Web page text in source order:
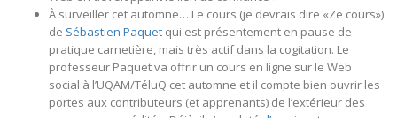
À surveiller cet automne… Le cours (je devrais dire «Ze cours»)
de Sébastien Paquet qui est présentement en pause de
pratique carnetière, mais très actif dans la cogitation. Le
professeur Paquet va offrir un cours en ligne sur le Web
social à l’UQAM/TéluQ cet automne et il compte bien ouvrir les
portes aux contributeurs (et apprenants) de l’extérieur des